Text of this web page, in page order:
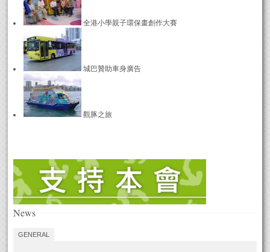
全港小學親子環保畫創作大賽
城巴贊助車身廣告
觀豚之旅
News
GENERAL